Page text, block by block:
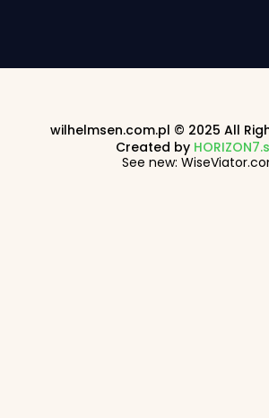
wilhelmsen.com.pl © 2025 All
Created by
See new: